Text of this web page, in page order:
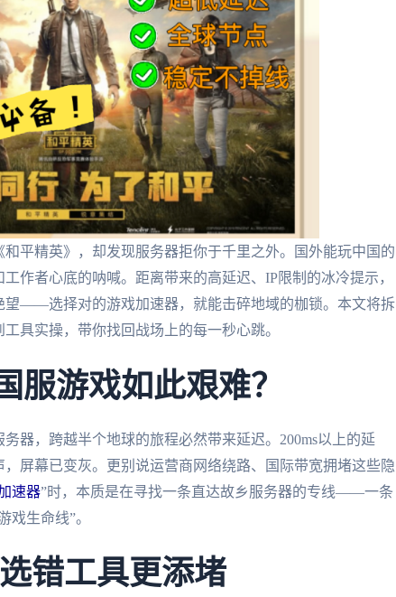
平精英》，却发现服务器拒你于千里之外。国外能玩中国的
作者心底的呐喊。距离带来的高延迟、IP限制的冰冷提示，
望——选择对的游戏加速器，就能击碎地域的枷锁。本文将拆
具实操，带你找回战场上的每一秒心跳。
服游戏如此艰难？
器，跨越半个地球的旅程必然带来延迟。200ms以上的延
屏幕已变灰。更别说运营商网络绕路、国际带宽拥堵这些隐
速器”时，本质是在寻找一条直达故乡服务器的专线——一条
戏生命线”。
错工具更添堵